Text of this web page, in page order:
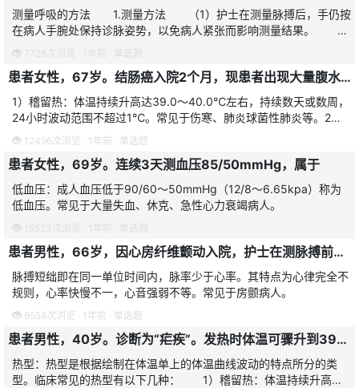
测量呼吸的方法 1.测量方法 （1）护士在测量脉搏后，手仍按
在病人手腕处保持诊脉姿势，以免病人紧张而影响测量结果。
（2）观察病人胸部或腹部起伏次数，一起一伏为一次，一般病人观
察30秒，将测得数
7728次浏览 · 1年前 · 单选题
患者女性，67岁。结肠癌入院2个月，现患者出现大量腹水，全身水肿，呼吸急促，端坐呼吸，近1周出现癌性发热。请推断该患者出现的发热热型属于
1）稽留热：体温持续升高达39.0～40.0℃左右，持续数天或数周，
24小时波动范围不超过1℃。常见于伤寒、肺炎球菌性肺炎等。2）
弛张热：体温在39.0℃以上，但波动幅度大，24小时内体温差达1℃
12496次浏览 · 1年前 · 单选题
患者女性，69岁。连续3天测血压85/50mmHg，属于
低血压：成人血压低于90/60～50mmHg（12/8～6.65kpa）称为
低血压。常见于大量失血、休克、急性心力衰竭病人。
15523次浏览 · 1年前 · 单选题
患者男性，66岁，因心房纤维颤动入院，护士在测脉搏前推断患者的脉搏最可能为
脉搏短绌即在同一单位时间内，脉率少于心率。其特点为心律完全不
规则，心率快慢不一，心音强弱不等。常见于房颤病人。
9558次浏览 · 1年前 · 单选题
患者男性，40岁。诊断为“疟疾”。发热时体温可骤升到39℃以上，然后很快降至正常，2天后再次发作，属于
热型：热型是根据绘制在体温单上的体温曲线波动的特点所分的类
型。临床常见的热型有以下几种： 1）稽留热：体温持续升高达